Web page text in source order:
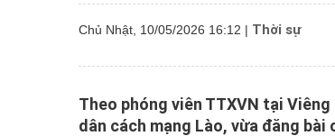
Chủ Nhật, 10/05/2026 16:12 | Thời sự
Theo phóng viên TTXVN tại
dân cách mạng Lào, vừa đăng